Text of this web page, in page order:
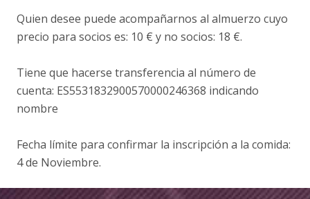
Quien desee puede acompañarnos al almuerzo cuyo
precio para socios es: 10 € y no socios: 18 €.
Tiene que hacerse transferencia al número de
cuenta: ES5531832900570000246368 indicando
nombre
Fecha límite para confirmar la inscripción a la comida:
4 de Noviembre.